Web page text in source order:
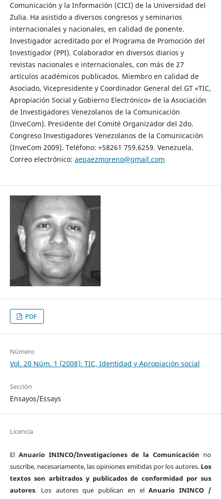
Comunicación y la Información (CICI) de la Universidad del
Zulia. Ha asistido a diversos congresos y seminarios
internacionales y nacionales, en calidad de ponente.
Investigador acreditado por el Programa de Promoción del
Investigador (PPI). Colaborador en diversos diarios y
revistas nacionales e internacionales, con más de 27
artículos académicos publicados. Miembro en calidad de
Asociado, Vicepresidente y Coordinador General del GT «TIC,
Apropiación Social y Gobierno Electrónico» de la Asociación
de Investigadores Venezolanos de la Comunicación
(InveCom). Presidente del Comité Organizador del 2do.
Congreso Investigadores Venezolanos de la Comunicación
(InveCom 2009). Teléfono: +58261 759.6259. Venezuela.
Correo electrónico: aepaezmoreno@gmail.com
PDF
Número
Vol. 20 Núm. 1 (2008): TIC, Identidad y Apropiación social
Sección
Ensayos/Essays
Licencia
El Anuario ININCO/Investigaciones de la Comunicación no
suscribe, necesariamente, las opiniones emitidas por los autores. Los
textos son arbitrados y publicados de conformidad por sus
autores. Los autores que publican en elAnuario ININCO /